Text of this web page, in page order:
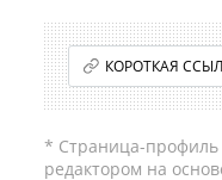
КОРОТКАЯ
* Страница-профиль
редактором на